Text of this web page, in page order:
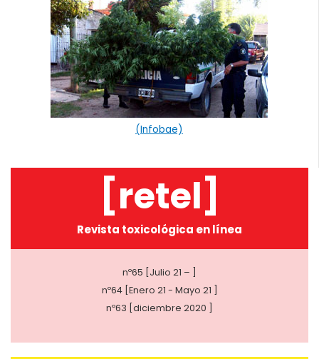
(Infobae)
[retel]
Revista toxicológica en línea
nº65 [Julio 21 – ]
nº64 [Enero 21 - Mayo 21 ]
nº63 [diciembre 2020 ]